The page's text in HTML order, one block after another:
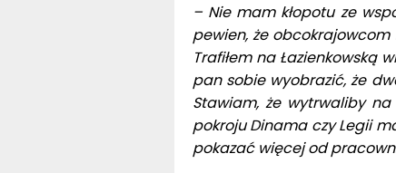
– Nie mam kłopotu ze
pewien, że
Trafiłem na Łazienkowską
pan sobie wyobrazić, że
Stawiam, że wytrwaliby
pokroju Dinama czy Legii
pokazać więcej od